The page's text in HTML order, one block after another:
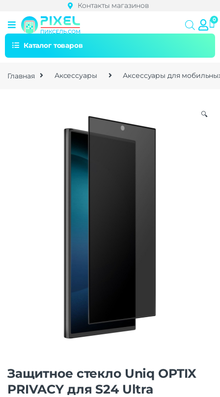
Контакты магазинов
Каталог товаров
Главная Аксессуары Аксессуары для
🔍
Защитное стекло Uniq OPTIX
PRIVACY для S24 Ultra